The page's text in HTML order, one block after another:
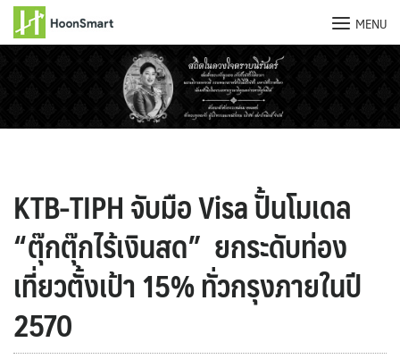
MENU
KTB-TIPH จับมือ Visa ปั้นโมเดล
“ตุ๊กตุ๊กไร้เงินสด” ยกระดับท่อง
เที่ยวตั้งเป้า 15% ทั่วกรุงภายในปี
2570